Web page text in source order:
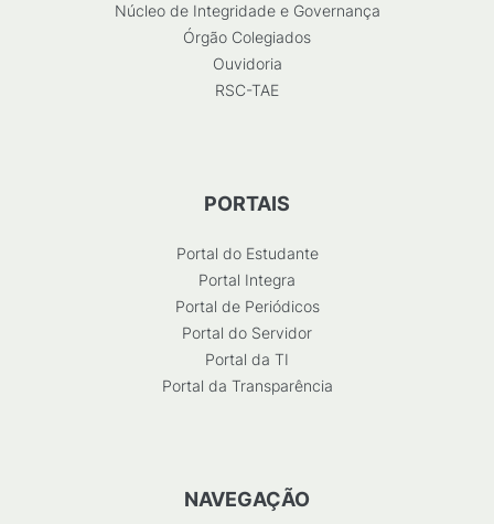
Núcleo de Integridade e Governança
Órgão Colegiados
Ouvidoria
RSC-TAE
PORTAIS
Portal do Estudante
Portal Integra
Portal de Periódicos
Portal do Servidor
Portal da TI
Portal da Transparência
NAVEGAÇÃO